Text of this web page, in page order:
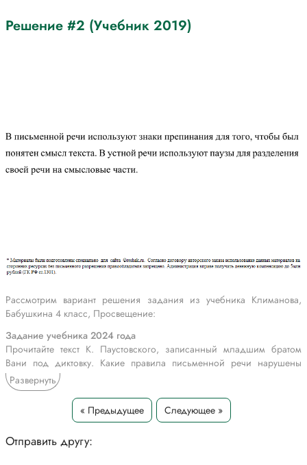
Решение #2 (Учебник 2019)
Рассмотрим вариант решения задания из учебника Климанова,
Бабушкина 4 класс, Просвещение:
Задание учебника 2024 года
Прочитайте текст К. Паустовского, записанный младшим братом
Вани под диктовку. Какие правила письменной речи нарушены
мальчиком? Запишите текст, исправив ошибки. Укажите род, число,
падеж и склонение всех существительных.
Я оделся и вышел в сад разгорался рассвет ветра не было В саду
самых верхушек листья сыпались с них частым и печальным
Развернуть
« Предыдущее Следующее »
Отправить другу: